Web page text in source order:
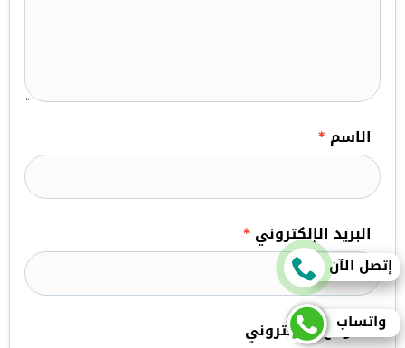
الاسم *
البريد الإلكتروني *
الموقع الإلكتروني
إتصل الآن
واتساب